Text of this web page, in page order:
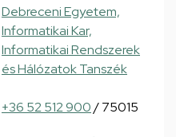
Debreceni Egyetem,
Informatikai Kar,
Informatikai Rendszerek
és Hálózatok Tanszék
+36 52 512 900/ 75015